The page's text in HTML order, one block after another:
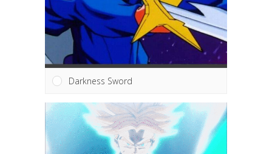
Darkness Sword